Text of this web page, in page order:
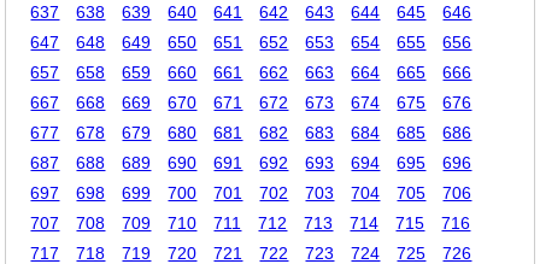
637
638 639 640 641 642 643 644 645
646
647
648 649 650 651 652 653 654 655
656
657
658 659 660 661 662 663 664 665
666
667
668 669 670 671 672 673 674 675
676
677
678 679 680 681 682 683 684 685
686
687
688 689 690 691 692 693 694 695
696
697
698 699 700 701 702 703 704 705
706
707
708 709 710 711 712 713 714 715
716
717
718 719 720 721 722 723 724 725
726